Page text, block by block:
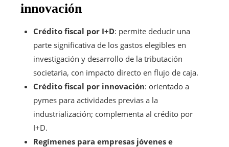
innovación
Crédito fiscal por I+D: permite deducir una
parte significativa de los gastos elegibles en
investigación y desarrollo de la tributación
societaria, con impacto directo en flujo de caja.
Crédito fiscal por innovación: orientado a
pymes para actividades previas a la
industrialización; complementa al crédito por
I+D.
Regímenes para empresas jóvenes e